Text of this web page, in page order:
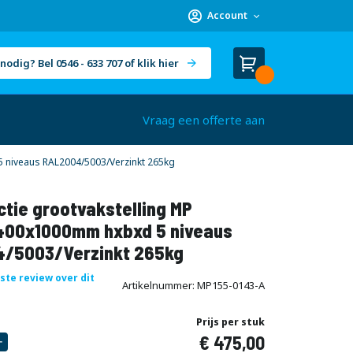
Account
Bel 0546 - 633 707 of klik hier
Winkelwagen
Cart
Vraag een offerte aan
RAL2004/5003/Verzinkt 265kg
grootvakstelling MP
hxbxd 5 niveaus
5003/Verzinkt 265kg
review over dit
Artikelnummer MP155-0143-A
Prijs per stuk
475,00